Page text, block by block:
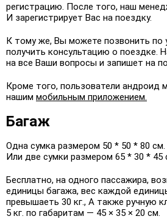
регистрацию. После того, наш
И зарегистрирует Вас на поездку.
К тому же, Вы можете позвонить по
получить консультацию о поездке.
на все Ваши вопросы и запишет на
Кроме того, пользователи андроид
нашим мобильным приложением.
Багаж
Одна сумка размером 50 * 50 * 80 см.
Или две сумки размером 65 * 30 * 45
Бесплатно, на одного пассажира,
единицы багажа, вес каждой
превышаеть 30 кг., А также ручную
5 кг. по габаритам — 45 × 35 × 20 см.